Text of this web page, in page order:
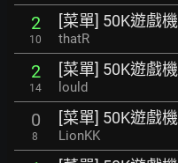
2
10
[菜單] 50K遊戲機
thatR
2
14
[菜單] 50K遊戲機
lould
0
8
[菜單] 50K遊戲機
LionKK